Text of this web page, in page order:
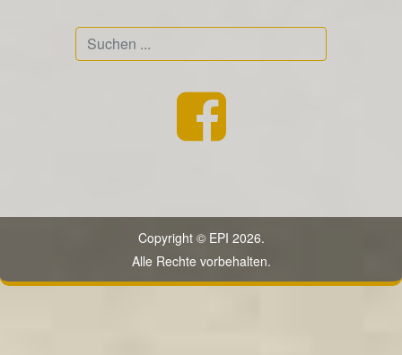
Copyright © EPI 2026.
Alle Rechte vorbehalten.